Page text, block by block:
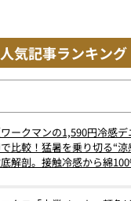
気記事ランキング
ワークマンの1,590円冷感
比較！猛暑を乗り切る“
解剖。接触冷感から綿